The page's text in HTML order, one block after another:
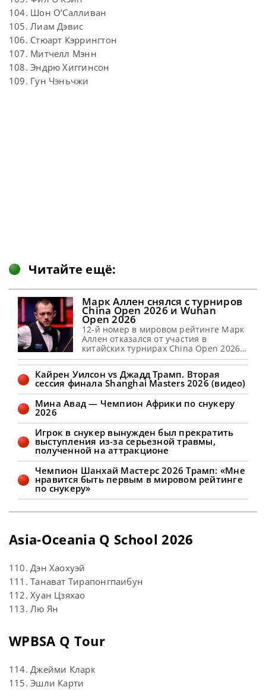
104. Шон О’Салливан
105. Лиам Дэвис
106. Стюарт Кэррингтон
107. Митчелл Мэнн
108. Эндрю Хиггинсон
109. Гун Чэньчжи
Читайте ещё:
Марк Аллен снялся с турниров
China Open 2026 и Wuhan
Open 2026
12-й номер в мировом рейтинге Марк
Аллен отказался от участия в
китайских турнирах China Open 2026 и
Wuhan Open 2026, сообщает
SnookerHQ В пятницу стало известно,
что Марк Аллен принял решение
сняться с China Open 2026 и Wuhan
Open 2026 по личным
обстоятельствам. Североирландский
участие в обоих китайских
рейтинговых турнирах,
запланированных
Кайрен Уилсон vs Джадд Трамп. Вторая
сессия финала Shanghai Masters 2026 (видео)
Мина Авад — Чемпион Африки по снукеру
2026
Игрок в снукер вынужден был прекратить
выступления из-за серьезной травмы,
полученной на аттракционе
Чемпион Шанхай Мастерс 2026 Трамп: «Мне
нравится быть первым в мировом рейтинге
по снукеру»
Asia-Oceania Q School 2026
110. Дэн Хаохуэй
111. Танават Тирапонгпаибун
112. Хуан Цзяхао
113. Лю Ян
WPBSA Q Tour
114. Джейми Кларк
115. Эшли Карти